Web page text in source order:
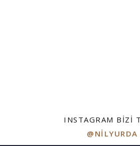
INSTAGRAM BIZI
@NILYURDA